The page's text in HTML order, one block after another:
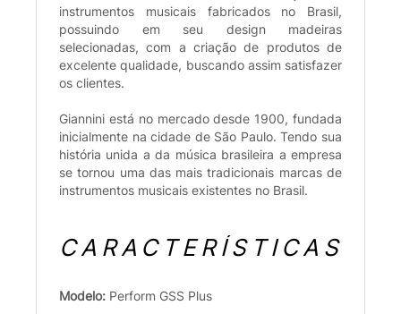
instrumentos musicais fabricados no Brasil,
possuindo em seu design madeiras
selecionadas, com a criação de produtos de
excelente qualidade, buscando assim satisfazer
os clientes.
Giannini está no mercado desde 1900, fundada
inicialmente na cidade de São Paulo. Tendo sua
história unida a da música brasileira a empresa
se tornou uma das mais tradicionais marcas de
instrumentos musicais existentes no Brasil.
CARACTERÍSTICAS
Modelo: Perform GSS Plus